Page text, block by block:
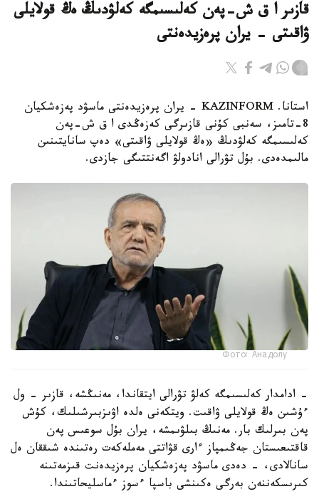
قازىر ا ق ش-پەن كەلىسىمگە كەلۋدىڭ ەڭ قولايلى
ۋاقىتى - يران پرەزيدەنتى
استانا. KAZINFORM - يران پرەزيدەنتى ماسۋد پەزەشكيان
8-تامىز، سەنبى كۇنى قازىرگى كەزەڭدى ا ق ش-پەن
كەلىسىمگە كەلۋدىڭ «ەڭ قولايلى ۋاقىتى» دەپ سانايتىنىن
مالىمدەدى. بۇل تۋرالى انادولۋ اگەنتتىگى جازدى.
Фото: Анадолу
- ادامدار كەلىسىمگە كەلۋ تۋرالى ايتقاندا، مەنىڭشە، قازىر - ول
ءۇشىن ەڭ قولايلى ۋاقىت. ويتكەنى ەلدە اۋىزبىرشىلىك، كۇش
پەن بىرلىك بار. مەنىڭ بىلۋىمشە، يران بۇل سوعىس پەن
قاقتىعىستان جەڭىمپاز ءارى قۋاتتى مەملەكەت رەتىندە شىققان ەل
سانالادى، - دەدى ماسۋد پەزەشكيان پرەزيدەنت قىزمەتىنە
كىرىسكەننەن بەرگى ەكىنشى باسپا ءسوز ءماسليحاتىندا.